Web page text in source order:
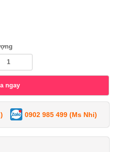
0902 985 499 (Ms Nhi)